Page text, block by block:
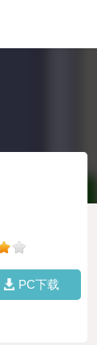
PC下载